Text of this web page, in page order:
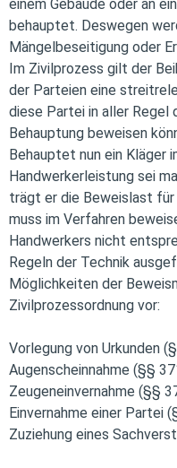
einem Gebäude oder an
behauptet. Deswegen
Mängelbeseitigung oder
Im Zivilprozess gilt der
der Parteien eine
diese Partei in aller Regel
Behauptung beweisen
Behauptet nun ein Kläger
Handwerkerleistung sei
trägt er die Beweislast für
muss im Verfahren
Handwerkers nicht
Regeln der Technik
Möglichkeiten der
Zivilprozessordnung vor:
Vorlegung von Urkunden
Augenscheinnahme (§§
Zeugeneinvernahme (§§
Einvernahme einer Partei
Zuziehung eines